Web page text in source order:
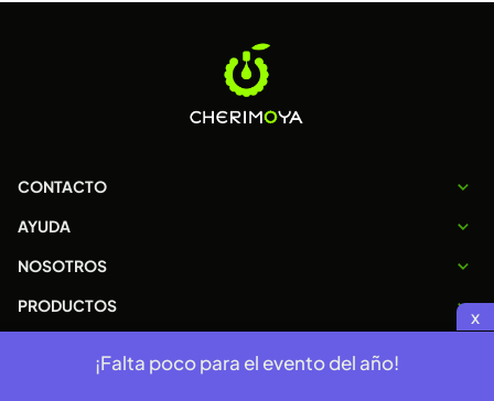
CONTACTO
AYUDA
NOSOTROS
PRODUCTOS
¡Falta poco para el evento del año!
x